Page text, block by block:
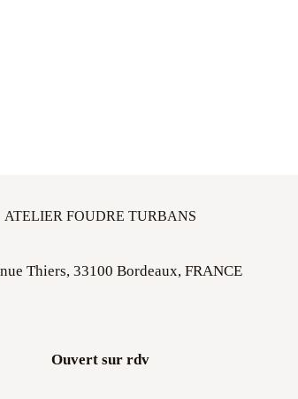
ATELIER FOUDRE TURBANS
Thiers, 33100 Bordeaux, FRANCE
Ouvert sur rdv